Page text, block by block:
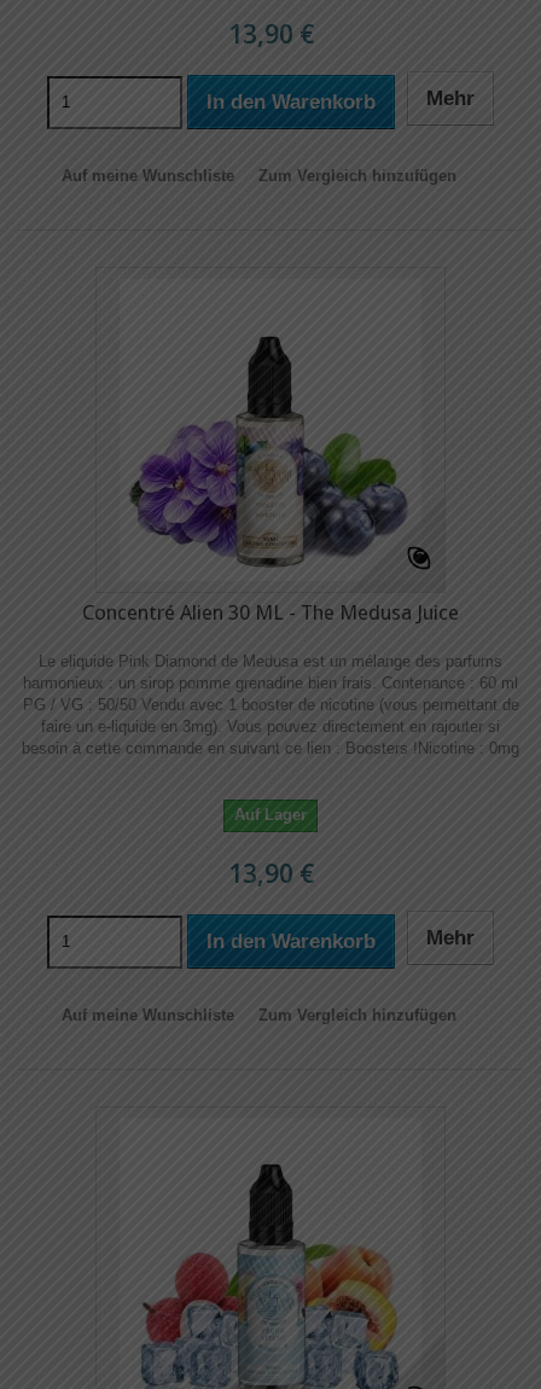
13,90 €
In den Warenkorb Mehr
Auf meine Wunschliste Zum Vergleich hinzufügen
Concentré Alien 30 ML - The Medusa Juice
Le eliquide Pink Diamond de Medusa est un mélange des parfums
harmonieux : un sirop pomme grenadine bien frais. Contenance : 60 ml
PG / VG : 50/50 Vendu avec 1 booster de nicotine (vous permettant de
faire un e-liquide en 3mg). Vous pouvez directement en rajouter si
besoin à cette commande en suivant ce lien : Boosters !​​ Nicotine : 0mg
Auf Lager
13,90 €
In den Warenkorb Mehr
Auf meine Wunschliste Zum Vergleich hinzufügen